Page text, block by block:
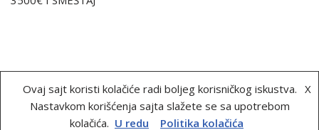
Kontakt
Copyright © 2018-2020 Radilica.rs | Sva prava zadržana.
Ovaj sajt koristi kolačiće radi boljeg korisničkog iskustva.
Nastavkom korišćenja sajta slažete se sa upotrebom
kolačića.
X
U redu Politika kolačića